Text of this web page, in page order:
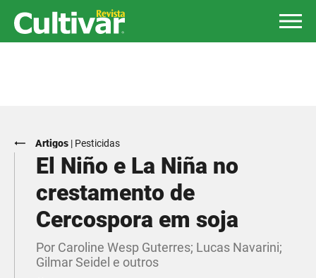
Artigos | Pesticidas
El Niño e La Niña no
crestamento de
Cercospora em soja
Por Caroline Wesp Guterres; Lucas Navarini;
Gilmar Seidel e outros